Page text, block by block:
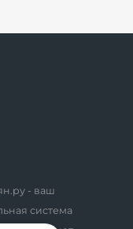
- ваш
система